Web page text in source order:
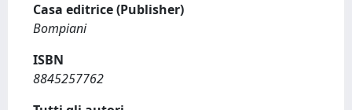
Casa editrice (Publisher)
Bompiani
ISBN
8845257762